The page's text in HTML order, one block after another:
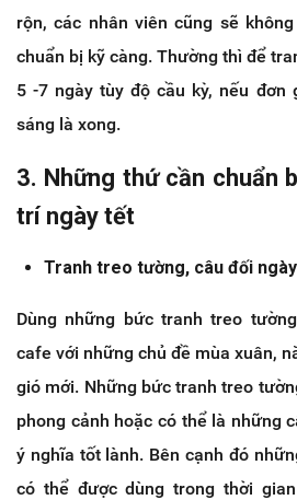
rộn, các nhân viên cũng sẽ
chuẩn bị kỹ càng. Thường thì để
5 -7 ngày tùy độ cầu kỳ, nếu đơn
sáng là xong.
3. Những thứ cần chuẩn
trí ngày tết
Tranh treo tường, câu đối
Dùng những bức tranh treo
cafe với những chủ đề mùa xuân,
gió mới. Những bức tranh treo
phong cảnh hoặc có thể là những
ý nghĩa tốt lành. Bên cạnh đó
có thể được dùng trong thời